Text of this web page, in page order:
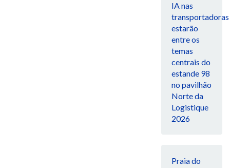
IA nas
transportadoras
estarão
entre os
temas
centrais do
estande 98
no pavilhão
Norte da
Logistique
2026
Praia do